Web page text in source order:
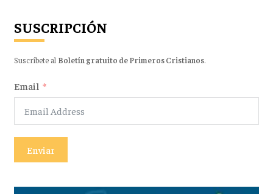
SUSCRIPCIÓN
Suscríbete al Boletín gratuito de Primeros Cristianos.
Email
Enviar